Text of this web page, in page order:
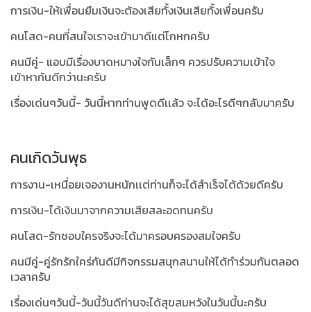
การเงิน-ให้เพื่อนยืมเงินจะต้องเสียทั้งเงินเสียทั้งเพื่อนครับ
คนโสด-คนที่สนใจเราจะเข้ามาดีแต่โกหกครับ
คนมีคู่- แอบมีเรื่องบาดหมางใจกันเล็กๆ ควรปรับความเข้าใจ
เข้าหากันดีกว่านะครับ
เรื่องเด่นๆวันนี้- วันนี้หากท่านพูดดีเเล้ว จะได้อะไรดีๆกลับมาครับ
คนเกิดวันพุธ
การงาน-เหนื่อยเจองานหนักเเต่ท่านก็จะได้สำเร็จได้ด้วยดีครับ
การเงิน-ได้เงินมาจากความเสียสละอดทนครับ
คนโสด-รักชอบใครจริงจะได้มาครอบครองสมใจครับ
คนมีคู่-คู่รักรักใคร่กันดีมีกิจกรรมสนุกสนานให้ได้ทำร่วมกันตลอด
เวลาครับ
เรื่องเด่นๆวันนี้-วันนี้วันดีท่านจะได้สุขสมหวังในวันนี้นะครับ